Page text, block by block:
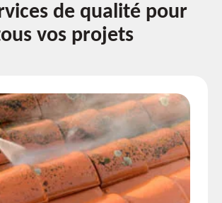
de qualité pour
vos projets